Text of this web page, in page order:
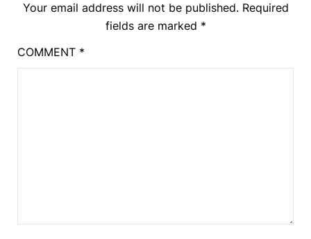
Your email address will not be published. Required
fields are marked *
COMMENT *